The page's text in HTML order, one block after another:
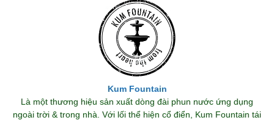
Kum Fountain
Là một thương hiệu sản xuất dòng đài phun nước ứng dụng
ngoài trời & trong nhà. Với lối thể hiện cổ điển, Kum Fountain tái